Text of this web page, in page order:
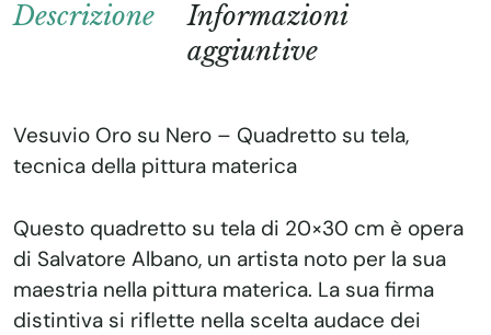
Descrizione
Informazioni
aggiuntive
Vesuvio Oro su Nero – Quadretto su tela,
tecnica della pittura materica
Questo quadretto su tela di 20×30 cm è opera
di Salvatore Albano, un artista noto per la sua
maestria nella pittura materica. La sua firma
distintiva si riflette nella scelta audace dei